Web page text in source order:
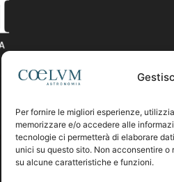
Per fornire le migliori esperienze,
memorizzare e/o accedere alle
tecnologie ci permetterà di elaborare
unici su questo sito. Non acconsentire
su alcune caratteristiche e funzioni.